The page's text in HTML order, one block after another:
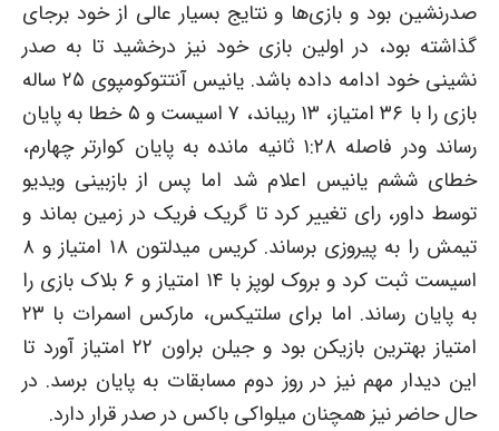
صدرنشین بود و بازی‌ها و نتایج بسیار عالی از خود برجای
گذاشته بود، در اولین بازی خود نیز درخشید تا به صدر
نشینی خود ادامه داده باشد. یانیس آنتتوکومپوی ۲۵ ساله
بازی را با ۳۶ امتیاز، ۱۳ ریباند، ۷ اسیست و ۵ خطا به پایان
رساند ودر فاصله ۱:۲۸ ثانیه مانده به پایان کوارتر چهارم،
خطای ششم یانیس اعلام شد اما پس از بازبینی ویدیو
توسط داور، رای تغییر کرد تا گریک فریک در زمین بماند و
تیمش را به پیروزی برساند. کریس میدلتون ۱۸ امتیاز و ۸
اسیست ثبت کرد و بروک لوپز با ۱۴ امتیاز و ۶ بلاک بازی را
به پایان رساند. اما برای سلتیکس، مارکس اسمرات با ۲۳
امتیاز بهترین بازیکن بود و جیلن براون ۲۲ امتیاز آورد تا
این دیدار مهم نیز در روز دوم مسابقات به پایان برسد. در
حال حاضر نیز همچنان میلواکی باکس در صدر قرار دارد.